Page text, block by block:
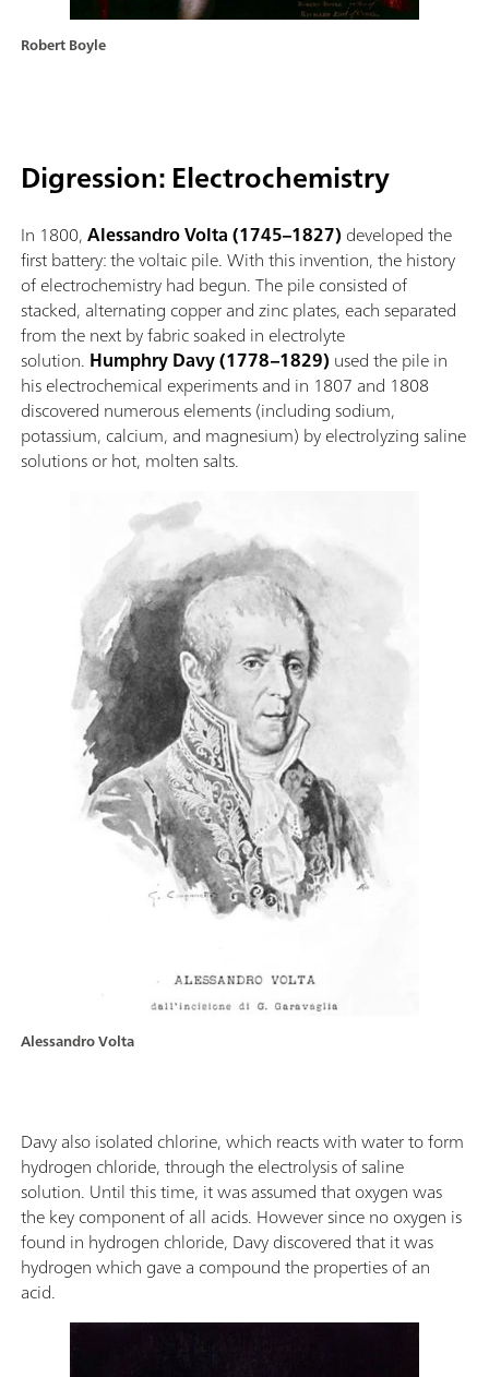
Robert Boyle
Alessandro Volta
Digression: Electrochemistry
In 1800,Alessandro Volta (1745–1827) developed the
first battery: the voltaic pile. With this invention, the history
of electrochemistry had begun. The pile consisted of
stacked, alternating copper and zinc plates, each separated
from the next by fabric soaked in electrolyte
solution. Humphry Davy (1778–1829) used the pile in
his electrochemical experiments and in 1807 and 1808
discovered numerous elements (including sodium,
potassium, calcium, and magnesium) by electrolyzing saline
solutions or hot, molten salts.
Davy also isolated chlorine, which reacts with water to form
hydrogen chloride, through the electrolysis of saline
solution. Until this time, it was assumed that oxygen was
the key component of all acids. However since no oxygen is
found in hydrogen chloride, Davy discovered that it was
hydrogen which gave a compound the properties of an
acid.